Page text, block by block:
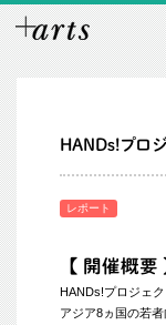
HANDs!プロ
レポート
【 開催概要
HANDs!プロジェ
アジア8ヵ国の若